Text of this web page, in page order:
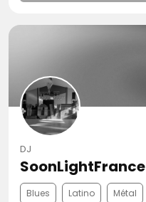
DJ
SoonLightFrance
Blues Latino Métal